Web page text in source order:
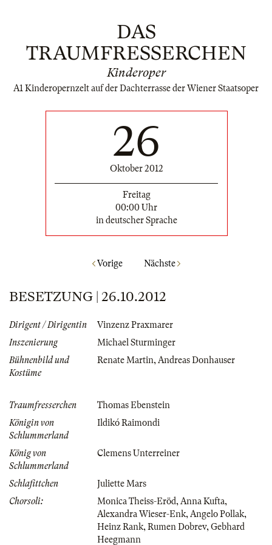
DAS
TRAUMFRESSERCHEN
Kinderoper
A1 Kinderopernzelt auf der Dachterrasse der Wiener Staatsoper
26
Oktober 2012
Freitag
00:00 Uhr
in deutscher Sprache
Vorige Nächste
BESETZUNG | 26.10.2012
Dirigent / Dirigentin
Vinzenz Praxmarer
Inszenierung
Michael Sturminger
Bühnenbild und
Kostüme
Renate Martin,Andreas Donhauser
Traumfresserchen
Thomas Ebenstein
Königin von
Schlummerland
Ildikó Raimondi
König von
Schlummerland
Clemens Unterreiner
Schlafittchen
Juliette Mars
Chorsoli:
Monica Theiss-Eröd,Anna Kufta,
Alexandra Wieser-Enk,Angelo Pollak,
Heinz Rank,Rumen Dobrev,Gebhard
Heegmann